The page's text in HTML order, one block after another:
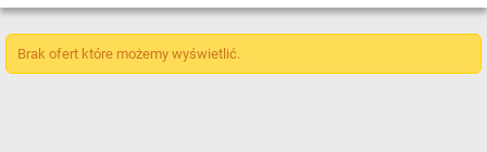
Brak ofert które możemy wyświetlić.